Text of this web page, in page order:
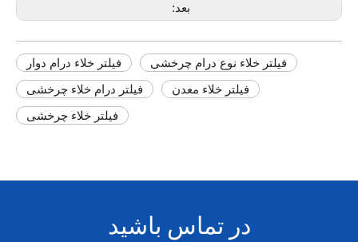
بعد:
فیلتر خلاء درام دوار
فیلتر خلاء نوع درام چرخشی
فیلتر درام خلاء چرخشی
فیلتر خلاء معدن
فیلتر خلاء چرخشی
در تماس باشید